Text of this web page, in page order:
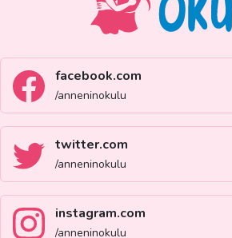
facebook.com
/anneninokulu
twitter.com
/anneninokulu
instagram.com
/anneninokulu